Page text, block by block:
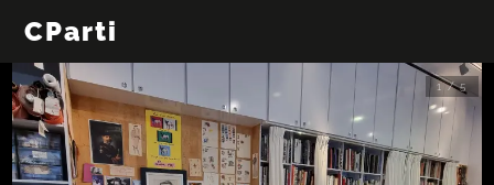
CParti
1 / 5